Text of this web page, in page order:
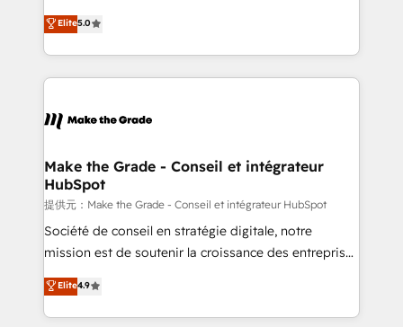
rapidement vos enjeux et intégrons parfaitement
HubSpot dans votre organisation. Pour toute
un échange dédié.
Elite HubSpot Solutions Partner, we specialize in
creating tailored, end-to-end CRM solutions that
accelerate growth, improve operational efficiency,
and ensure faster time to value on HubSpot. What
day one, our team takes the time to deeply
strategies that deliver impactful results. Our mission
is to empower you to unlock HubSpot’s full potential
—faster. Through expert training, unmatched
responsiveness, and ongoing support, we equip
your team to adopt new systems with confidence
customer engagement.
Elite5.0
Make the Grade - Conseil et intégrateur
HubSpot
提供元：Make the Grade - Conseil et intégrateur HubSpot
Société de conseil en stratégie digitale, notre
mission est de soutenir la croissance des entreprises
B2B à travers l’acquisition de nouveaux clients,
l'intégration CRM et le développement des revenus
auprès de vos comptes existants. En France et à
Elite4.9